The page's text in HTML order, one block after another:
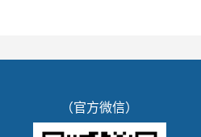
（官方微信）